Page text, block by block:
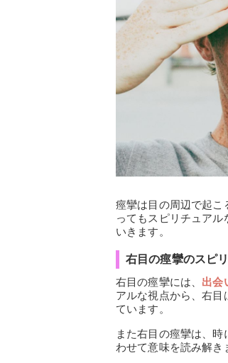
痙攣は目の周辺で起こ
ってもスピリチュア
いきます。
右目の痙攣のスピ
右目の痙攣には、 出会
アルな視点から、右
ています。
また右目の痙攣は、
わせて意味を読み解き